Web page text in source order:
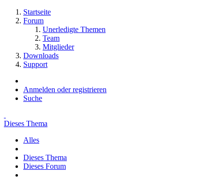
Startseite
Forum
Unerledigte Themen
Team
Mitglieder
Downloads
Support
Anmelden oder registrieren
Suche
Dieses Thema
Alles
Dieses Thema
Dieses Forum